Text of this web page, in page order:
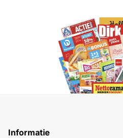
Informatie